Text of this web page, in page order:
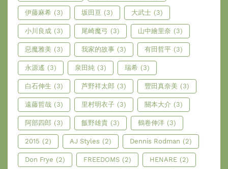
伊藤麻希 (3) 坂田亘 (3) 大武士 (3)
小川良成 (3) 尾崎魔弓 (3) 山中繪里奈 (3)
惡魔雅美 (3) 我家的故事 (3) 有田哲平 (3)
永源遙 (3) 泉田純 (3) 瑞希 (3)
白石伸生 (3) 芦野祥太郎 (3) 豐田真奈美 (3)
遠藤哲哉 (3) 里村明衣子 (3) 關本大介 (3)
阿部四郎 (3) 飯野雄貴 (3) 鶴卷伸洋 (3)
2015 (2) AJ Styles (2) Dennis Rodman (2)
Don Frye (2) FREEDOMS (2) HENARE (2)